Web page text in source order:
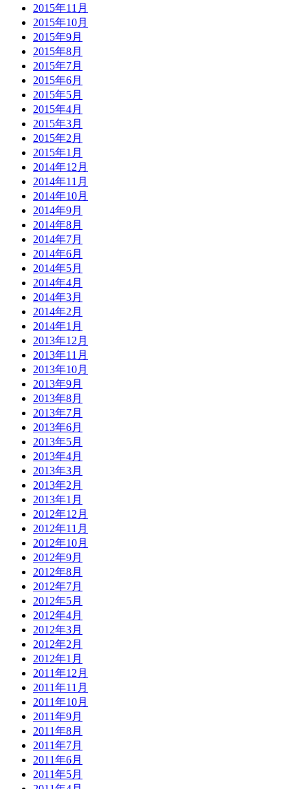
2015年11月
2015年10月
2015年9月
2015年8月
2015年7月
2015年6月
2015年5月
2015年4月
2015年3月
2015年2月
2015年1月
2014年12月
2014年11月
2014年10月
2014年9月
2014年8月
2014年7月
2014年6月
2014年5月
2014年4月
2014年3月
2014年2月
2014年1月
2013年12月
2013年11月
2013年10月
2013年9月
2013年8月
2013年7月
2013年6月
2013年5月
2013年4月
2013年3月
2013年2月
2013年1月
2012年12月
2012年11月
2012年10月
2012年9月
2012年8月
2012年7月
2012年5月
2012年4月
2012年3月
2012年2月
2012年1月
2011年12月
2011年11月
2011年10月
2011年9月
2011年8月
2011年7月
2011年6月
2011年5月